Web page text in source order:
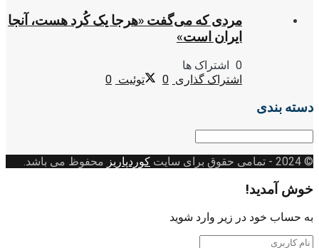
مردی که می‌گفت «هرجا یک کُرد هست، آنجا
ایران است»
0 اشتراک ها
اشتراک گذاری 0 توئیت 0
دسته بندی
© 2024 - تمامی حقوق برای سایت کوردپاریز محفوظ می باشد.
خوش آمدید!
به حساب خود در زیر وارد شوید